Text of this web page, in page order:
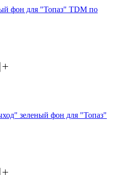
фон для "Топаз" TDM по
зеленый фон для "Топаз"